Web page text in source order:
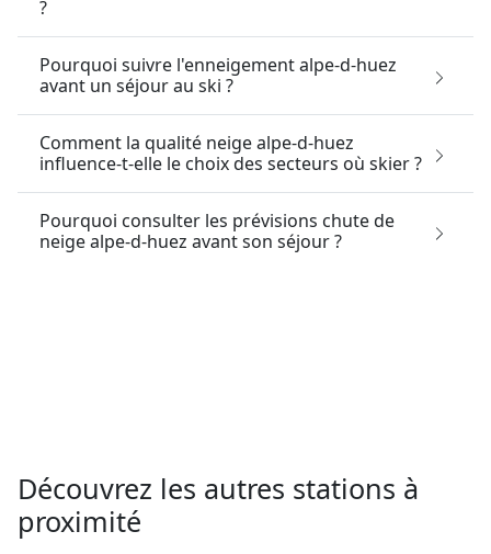
?
Pourquoi suivre l'enneigement alpe-d-huez
avant un séjour au ski ?
Comment la qualité neige alpe-d-huez
influence-t-elle le choix des secteurs où skier ?
Pourquoi consulter les prévisions chute de
neige alpe-d-huez avant son séjour ?
Découvrez les autres stations à
proximité